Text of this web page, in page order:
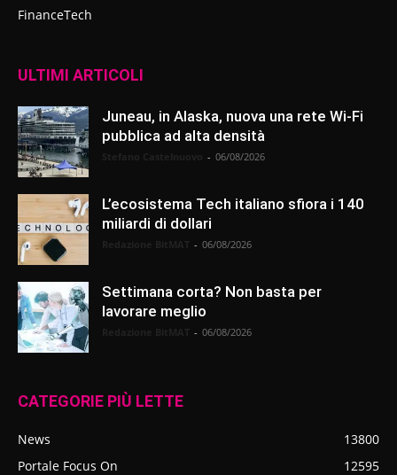
FinanceTech
ULTIMI ARTICOLI
Juneau, in Alaska, nuova una rete Wi-Fi
pubblica ad alta densità
- 06/08/2026
L’ecosistema Tech italiano sfiora i 140
miliardi di dollari
- 06/08/2026
Settimana corta? Non basta per
lavorare meglio
- 06/08/2026
CATEGORIE PIÙ LETTE
News
13800
Portale Focus On
12595